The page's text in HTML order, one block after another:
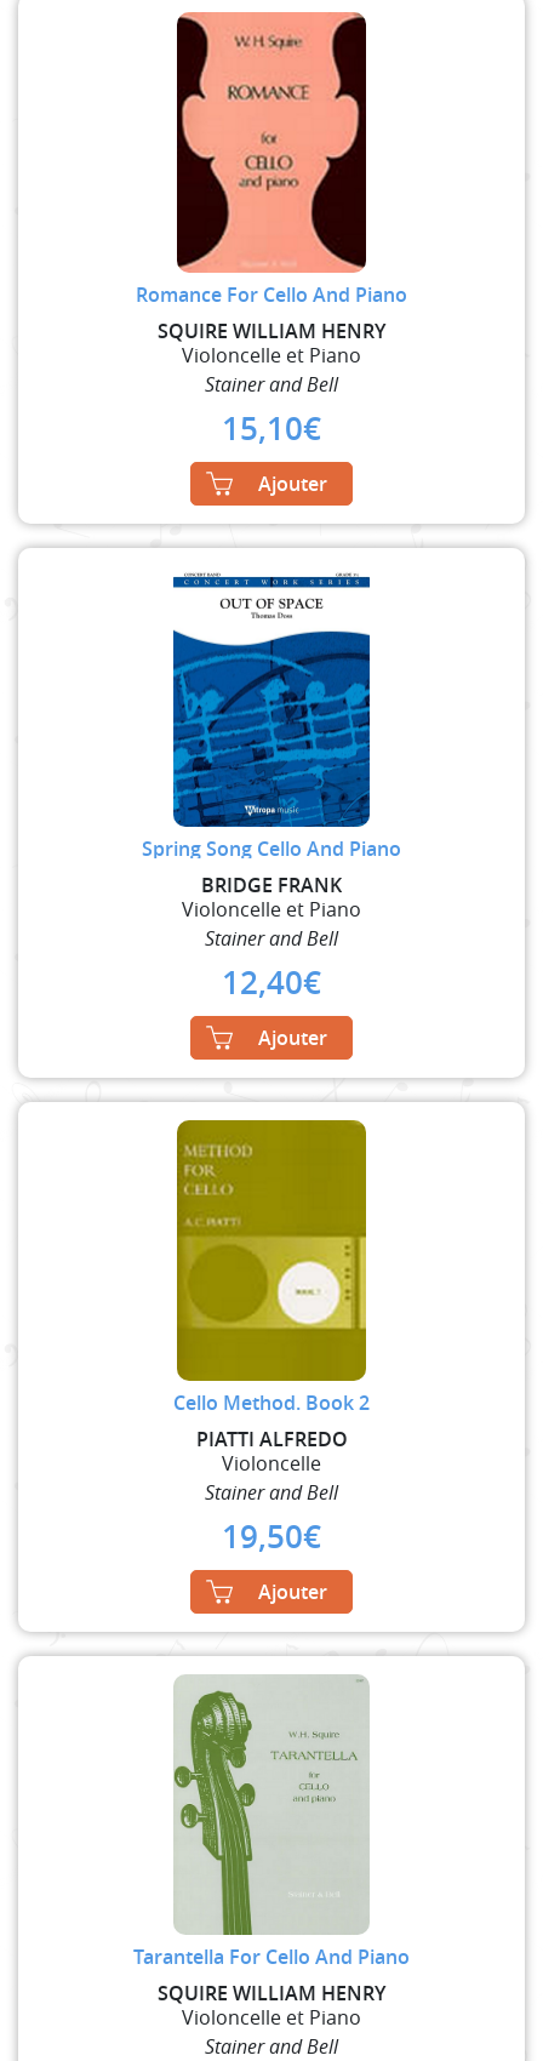
Romance For Cello And Piano
SQUIRE WILLIAM HENRY
Violoncelle et Piano
Stainer and Bell
15,10€
Ajouter
Spring Song Cello And Piano
BRIDGE FRANK
Violoncelle et Piano
Stainer and Bell
12,40€
Ajouter
Cello Method. Book 2
PIATTI ALFREDO
Violoncelle
Stainer and Bell
19,50€
Ajouter
Tarantella For Cello And Piano
SQUIRE WILLIAM HENRY
Violoncelle et Piano
Stainer and Bell